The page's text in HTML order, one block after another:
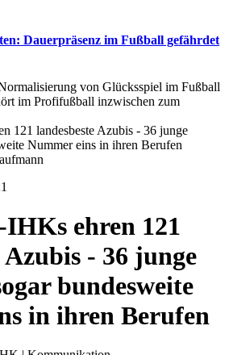
Dauerpräsenz im Fußball gefährdet
von Glücksspiel im Fußball
im Profifußball inzwischen zum
IHKs ehren 121
Azubis - 36 junge
bundesweite
in ihren Berufen